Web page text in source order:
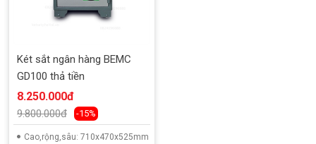
Két sắt ngân hàng BEMC
GD100 thả tiền
8.250.000đ
9.800.000đ -15%
Cao,rộng,sâu: 710x470x525mm